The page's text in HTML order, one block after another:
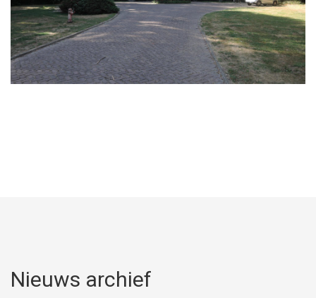
Nieuws archief